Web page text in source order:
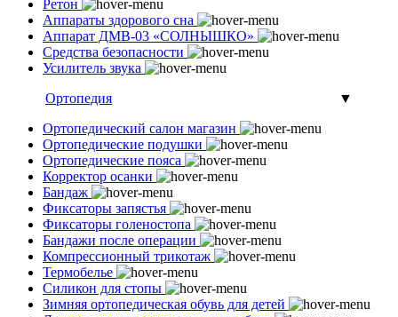
Ретон
Аппараты здорового сна
Аппарат ДМВ-03 «СОЛНЫШКО»
Средства безопасности
Усилитель звука
Ортопедия
▼
Ортопедический салон магазин
Ортопедические подушки
Ортопедические пояса
Корректор осанки
Бандаж
Фиксаторы запястья
Фиксаторы голеностопа
Бандажи после операции
Компрессионный трикотаж
Термобелье
Силикон для стопы
Зимняя ортопедическая обувь для детей